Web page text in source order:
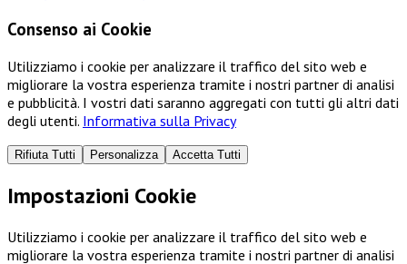
Consenso ai Cookie
Utilizziamo i cookie per analizzare il traffico del sito web e
migliorare la vostra esperienza tramite i nostri partner di analisi
e pubblicità. I vostri dati saranno aggregati con tutti gli altri dati
degli utenti. Informativa sulla Privacy
Rifiuta Tutti Personalizza Accetta Tutti
Impostazioni Cookie
Utilizziamo i cookie per analizzare il traffico del sito web e
migliorare la vostra esperienza tramite i nostri partner di analisi